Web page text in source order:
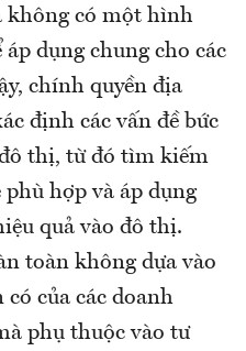
không có một hình
dụng chung cho các
chính quyền địa
định các vấn đề bức
thị, từ đó tìm kiếm
phù hợp và áp dụng
quả vào đô thị.
toàn không dựa vào
có của các doanh
phụ thuộc vào tư